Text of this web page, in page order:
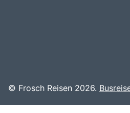
© Frosch Reisen 2026.